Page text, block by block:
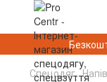
Спецодяг